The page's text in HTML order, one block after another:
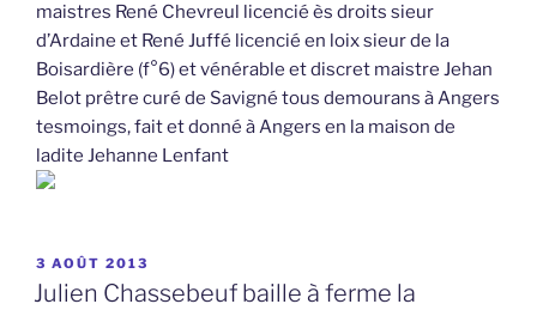
maistres René Chevreul licencié ès droits sieur
d’Ardaine et René Juffé licencié en loix sieur de la
Boisardière (f°6) et vénérable et discret maistre Jehan
Belot prêtre curé de Savigné tous demourans à Angers
tesmoings, fait et donné à Angers en la maison de
ladite Jehanne Lenfant
PUBLIÉ
LE
3 AOÛT 2013
Julien Chassebeuf baille à ferme la